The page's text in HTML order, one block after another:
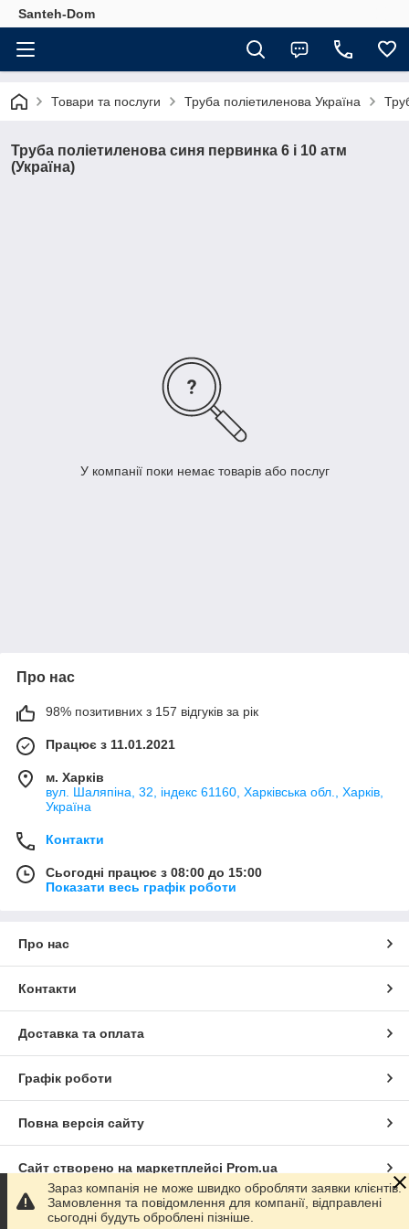
Santeh-Dom
Товари та послуги Труба поліетиленова Україна
Труба поліетиленова синя первинка 6 і 10 атм
(Україна)
У компанії поки немає товарів або послуг
Про нас
98% позитивних з 157 відгуків за рік
Працює з 11.01.2021
м. Харків
вул. Шаляпіна, 32, індекс 61160, Харківська обл., Харків,
Україна
Контакти
Сьогодні працює з 08:00 до 15:00
Показати весь графік роботи
Про нас
Контакти
Доставка та оплата
Графік роботи
Повна версія сайту
Сайт створено на маркетплейсі Prom.ua
Політика конфіденційності
Зараз компанія не може швидко обробляти заявки клієнтів.
Замовлення та повідомлення для компанії, відправлені
сьогодні будуть оброблені пізніше.